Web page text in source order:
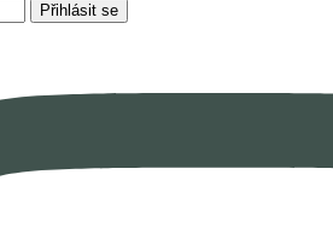
Přihlásit se